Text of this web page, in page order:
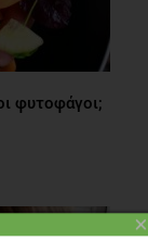
φυτοφάγοι;
×